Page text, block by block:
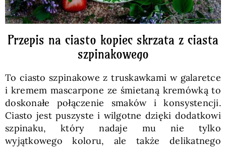
Zdrowo i fit
SKLEP
Polski
Przepis na ciasto kopiec skrzata z ciasta
szpinakowego
To ciasto szpinakowe z truskawkami w galaretce
i kremem mascarpone ze śmietaną kremówką to
doskonałe połączenie smaków i konsystencji.
Ciasto jest puszyste i wilgotne dzięki dodatkowi
szpinaku, który nadaje mu nie tylko
wyjątkowego koloru, ale także delikatnego